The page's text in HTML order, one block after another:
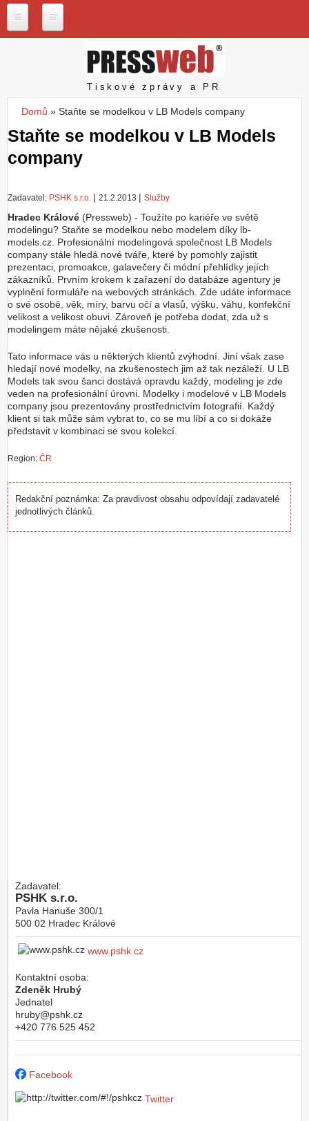
P
e
b
.
c
z
N
š
e
s
l
u
ž
b
y
Z
l
o
ž
i
t
ú
č
t
Pressweb
Tiskové zprávy a PR
Jste zde
Domů » Staňte se modelkou v LB Models company
Staňte se modelkou v LB Models
company
Zadavatel: PSHK s.r.o. | 21.2.2013 | Služby
Hradec Králové (Pressweb) - Toužíte po kariéře ve světě
modelingu? Staňte se modelkou nebo modelem díky lb-
models.cz. Profesionální modelingová společnost LB Models
company stále hledá nové tváře, které by pomohly zajistit
prezentaci, promoakce, galavečery či módní přehlídky jejích
zákazníků. Prvním krokem k zařazení do databáze agentury je
vyplnění formuláře na webových stránkách. Zde udáte informace
o své osobě, věk, míry, barvu očí a vlasů, výšku, váhu, konfekční
velikost a velikost obuvi. Zároveň je potřeba dodat, zda už s
modelingem máte nějaké zkušenosti.
Tato informace vás u některých klientů zvýhodní. Jiní však zase
hledají nové modelky, na zkušenostech jim až tak nezáleží. U LB
Models tak svou šanci dostává opravdu každý, modeling je zde
veden na profesionální úrovni. Modelky i modelové v LB Models
company jsou prezentovány prostřednictvím fotografií. Každý
klient si tak může sám vybrat to, co se mu líbí a co si dokáže
představit v kombinaci se svou kolekcí.
Region: ČR
Redakční poznámka: Za pravdivost obsahu odpovídají zadavatelé
jednotlivých článků.
Zadavatel:
PSHK s.r.o.
Pavla Hanuše 300/1
500 02 Hradec Králové
www.pshk.cz
Kontaktní osoba:
Zdeněk Hrubý
Jednatel
hruby@pshk.cz
+420 776 525 452
Facebook
Twitter